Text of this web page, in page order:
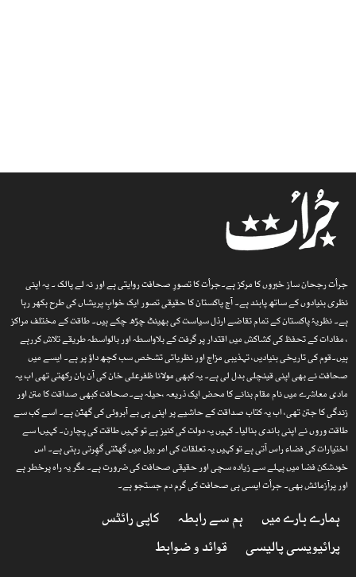
جرأت رجحان ساز خبروں کا مرکز ہے۔جرأت کا تصورِ صحافت روایتی ہے اور نہ لے پالک ۔ یہ اپنی
نظری بنیادوں کے ساتھ پابند ہے۔ آج پاکستان کا حقیقی تصور ایک خوابِ پریشاں کی طرح بکھر رہا
ہے۔ نظریۂ پاکستان کے تمام تقاضے ارذل سیاست کی بھینٹ چڑھ چکے ہیں۔ طاقت کے مختلف مراکز
، مفادات کے تحفظ کی کشاکش میں اقتدار پر گرفت کے بلاواسطہ اور بالواسطہ طریقے تلاش کررہے
ہیں۔قوم کی تاریخی بنیادیں، تہذیبی مزاج اور نظریاتی تشخص سب کچھ داؤ پر ہے۔ ایسے میں
صحافت نے بھی اپنی قینچلی بدل لی ہے۔ یہ کبھی مولانا ظفرعلی خان کی آن بان رکھتی تھی اب یہ
مادی معاشرے میں نام مقام بنانے کا محض ایک ذریعہ ،حیلہ ہے۔صحافت کبھی صداقت کا متن اور
زندگی کا جتن تھی، اب یہ کتاب صداقت کے حاشیے پر اپنی ہی بے آبروئی کی گھٹن ہے۔ اسے کب سے
طاقت وروں نے اپنی باندی بنالیا۔ کہیں یہ دولت کی کنیز ہے تو کہیں طاقت کی پچارن۔ کہیںا سے
اختیارات کی فضاء راس آتی ہے تو کہیں یہ تعلقات کی امر بیل میں گھٹتی گھِرتی رہتی ہے۔ اس
خودشکن فضا میں پہلے سے زیادہ سچی اور حقیقی صحافت کی ضرورت ہے۔ مگر یہ راہ پرخطر ہے
اور پرآزمائش بھی۔ جرأت ایسی ہی صحافت کی گرم دم جستجو ہے۔
ہمارے بارے میں ہم سے رابطہ
کاپی رائٹس
پرائیویسی پالیسی
قوائد و ضوابط